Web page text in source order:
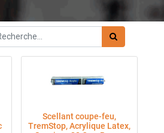
Scellant coupe-feu,
TremStop, Acrylique Latex,